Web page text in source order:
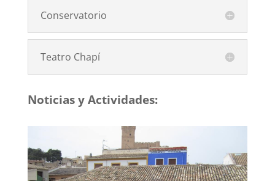
Conservatorio
Teatro Chapí
Noticias y Actividades: